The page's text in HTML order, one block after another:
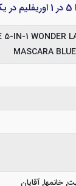
5-IN-1 WONDER
MASCARA
خانمها, آقایان